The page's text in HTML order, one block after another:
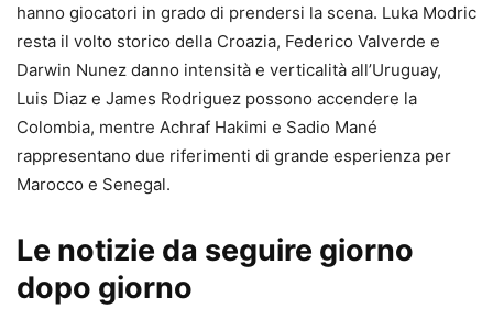
hanno giocatori in grado di prendersi la scena. Luka Modric
resta il volto storico della Croazia, Federico Valverde e
Darwin Nunez danno intensità e verticalità all’Uruguay,
Luis Diaz e James Rodriguez possono accendere la
Colombia, mentre Achraf Hakimi e Sadio Mané
rappresentano due riferimenti di grande esperienza per
Marocco e Senegal.
Le notizie da seguire giorno
dopo giorno